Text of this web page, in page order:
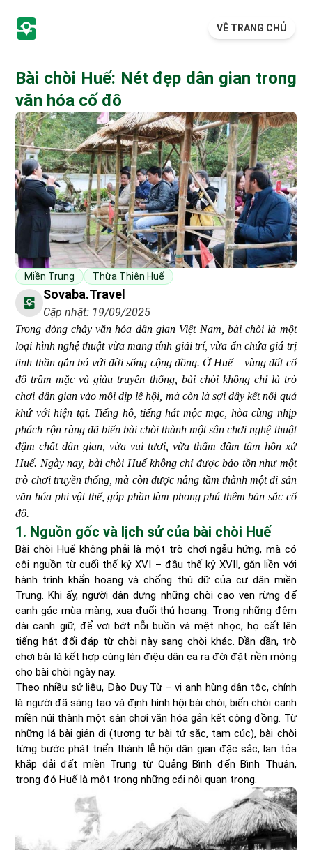
VỀ TRANG CHỦ
Bài chòi Huế: Nét đẹp dân gian trong
văn hóa cố đô
Miền Trung Thừa Thiên Huế
Sovaba.travel
Cập nhật: 19/09/2025
Trong dòng chảy văn hóa dân gian Việt Nam, bài chòi là một
loại hình nghệ thuật vừa mang tính giải trí, vừa ẩn chứa giá trị
tinh thần gắn bó với đời sống cộng đồng. Ở Huế – vùng đất cố
đô trầm mặc và giàu truyền thống, bài chòi không chỉ là trò
chơi dân gian vào mỗi dịp lễ hội, mà còn là sợi dây kết nối quá
khứ với hiện tại. Tiếng hô, tiếng hát mộc mạc, hòa cùng nhịp
phách rộn ràng đã biến bài chòi thành một sân chơi nghệ thuật
đậm chất dân gian, vừa vui tươi, vừa thấm đẫm tâm hồn xứ
Huế. Ngày nay, bài chòi Huế không chỉ được bảo tồn như một
trò chơi truyền thống, mà còn được nâng tầm thành một di sản
văn hóa phi vật thể, góp phần làm phong phú thêm bản sắc cố
đô.
1. Nguồn gốc và lịch sử của bài chòi Huế
Bài chòi Huế không phải là một trò chơi ngẫu hứng, mà có
cội nguồn từ cuối thế kỷ XVI – đầu thế kỷ XVII, gắn liền với
hành trình khẩn hoang và chống thú dữ của cư dân miền
Trung. Khi ấy, người dân dựng những chòi cao ven rừng để
canh gác mùa màng, xua đuổi thú hoang. Trong những đêm
dài canh giữ, để vơi bớt nỗi buồn và mệt nhọc, họ cất lên
tiếng hát đối đáp từ chòi này sang chòi khác. Dần dần, trò
chơi bài lá kết hợp cùng làn điệu dân ca ra đời đặt nền móng
cho bài chòi ngày nay.
Theo nhiều sử liệu, Đào Duy Từ – vị anh hùng dân tộc, chính
là người đã sáng tạo và định hình hội bài chòi, biến chòi canh
miền núi thành một sân chơi văn hóa gắn kết cộng đồng. Từ
những lá bài giản dị (tương tự bài tứ sắc, tam cúc), bài chòi
từng bước phát triển thành lễ hội dân gian đặc sắc, lan tỏa
khắp dải đất miền Trung từ Quảng Bình đến Bình Thuận,
trong đó Huế là một trong những cái nôi quan trọng.